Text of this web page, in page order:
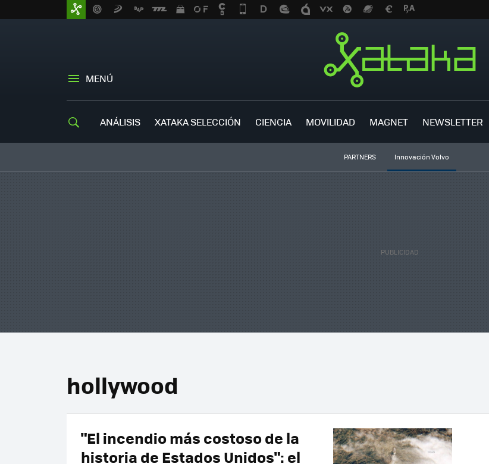
MENÚ
ANÁLISIS XATAKA SELECCIÓN CIENCIA MOVILIDAD MAGNET NEWSLETTER
PARTNERS Innovación Volvo
hollywood
"El incendio más costoso de la
historia de Estados Unidos": el